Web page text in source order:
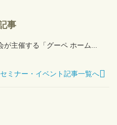
事
が主催する「グーペ ホーム...
セミナー・イベント記事一覧へ